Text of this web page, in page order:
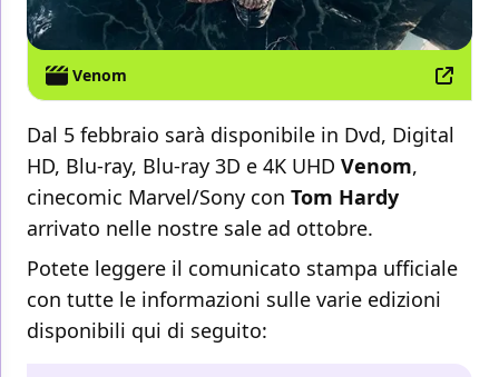
Venom
Dal 5 febbraio sarà disponibile in Dvd, Digital
HD, Blu-ray, Blu-ray 3D e 4K UHD Venom,
cinecomic Marvel/Sony con Tom Hardy
arrivato nelle nostre sale ad ottobre.
Potete leggere il comunicato stampa ufficiale
con tutte le informazioni sulle varie edizioni
disponibili qui di seguito: